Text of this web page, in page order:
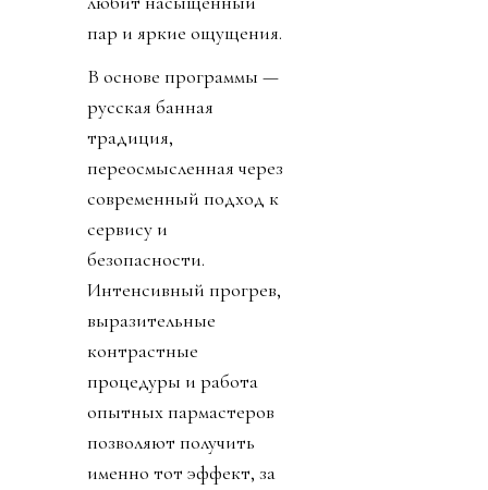
пар и яркие ощущения.
В основе программы —
русская банная
традиция,
переосмысленная через
современный подход к
сервису и
безопасности.
Интенсивный прогрев,
выразительные
контрастные
процедуры и работа
опытных пармастеров
позволяют получить
именно тот эффект, за